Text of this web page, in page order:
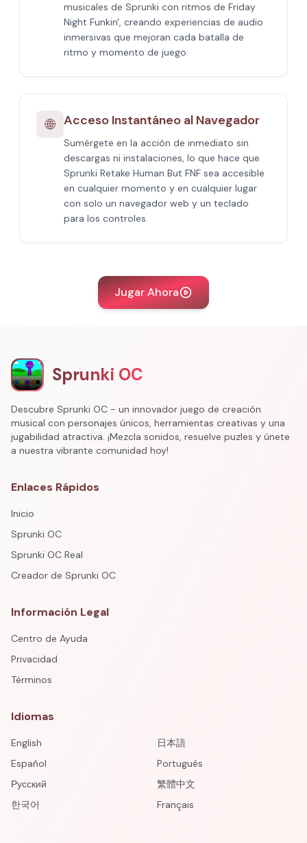
musicales de Sprunki con ritmos de Friday
Night Funkin', creando experiencias de audio
inmersivas que mejoran cada batalla de
ritmo y momento de juego.
🌐 Acceso Instantáneo al Navegador
Sumérgete en la acción de inmediato sin
descargas ni instalaciones, lo que hace que
Sprunki Retake Human But FNF sea accesible
en cualquier momento y en cualquier lugar
con solo un navegador web y un teclado
para los controles.
Jugar Ahora
Sprunki OC
Descubre Sprunki OC - un innovador juego de creación
musical con personajes únicos, herramientas creativas y una
jugabilidad atractiva. ¡Mezcla sonidos, resuelve puzles y únete
a nuestra vibrante comunidad hoy!
Enlaces Rápidos
Inicio
Sprunki OC
Sprunki OC Real
Creador de Sprunki OC
Información Legal
Centro de Ayuda
Privacidad
Términos
Idiomas
English
日本語
Español
Português
Русский
繁體中文
한국어
Français